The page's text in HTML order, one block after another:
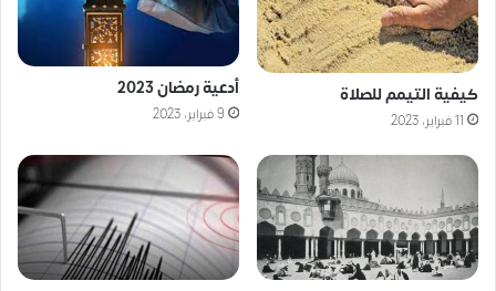
كيفية التيمم للصلاة
11 فبراير، 2023
أدعية رمضان 2023
9 فبراير، 2023